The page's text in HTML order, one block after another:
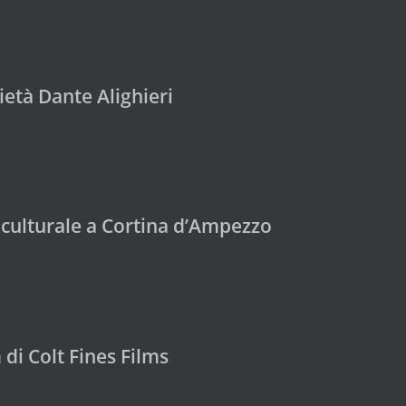
Dante Alighieri
a Cortina d’Ampezzo
Colt Fines Films